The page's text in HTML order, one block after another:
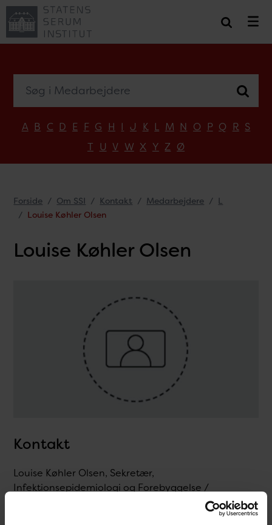
A B C D E F G H I J K L M N O P Q R S
T U V W X Y Z Ø
Forside Om SSI Kontakt Medarbejdere
L
Louise Køhler Olsen
Louise Køhler Olsen
Kontakt
Louise Køhler Olsen, Sekretær,
Infektionsepidemiologi og Forebyggelse /